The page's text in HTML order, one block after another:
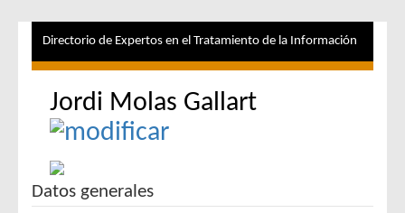
Directorio de Expertos en el Tratamiento de la Información
Jordi Molas Gallart
Datos generales